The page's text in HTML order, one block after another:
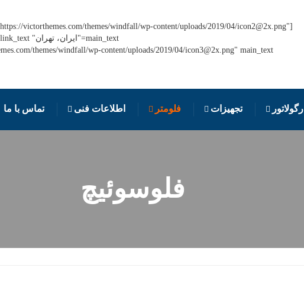
victorthemes.com/themes/windfall/wp-content/uploads/2019/04/icon2@2x.png"
رگولاتور تجهیزات فلومتر اطلاعات فنی تماس با ما
فلوسوئیچ